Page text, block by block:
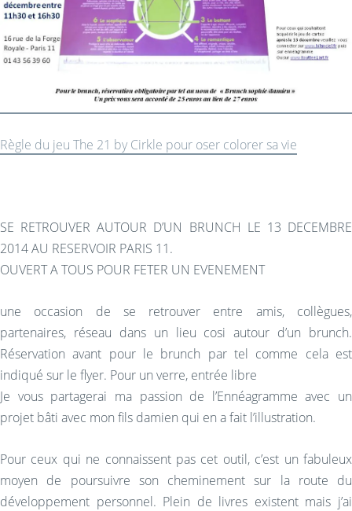
Règle du jeu The 21 by Cirkle pour oser colorer sa vie
SE RETROUVER AUTOUR D’UN BRUNCH LE 13 DECEMBRE
2014 AU RESERVOIR PARIS 11.
OUVERT A TOUS POUR FETER UN EVENEMENT
une occasion de se retrouver entre amis, collègues,
partenaires, réseau dans un lieu cosi autour d’un brunch.
Réservation avant pour le brunch par tel comme cela est
indiqué sur le flyer. Pour un verre, entrée libre
Je vous partagerai ma passion de l’Ennéagramme avec un
projet bâti avec mon fils damien qui en a fait l’illustration.
Pour ceux qui ne connaissent pas cet outil, c’est un fabuleux
moyen de poursuivre son cheminement sur la route du
développement personnel. Plein de livres existent mais j’ai